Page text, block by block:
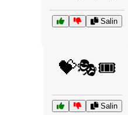
Salin
💝🎭🎟️
Salin